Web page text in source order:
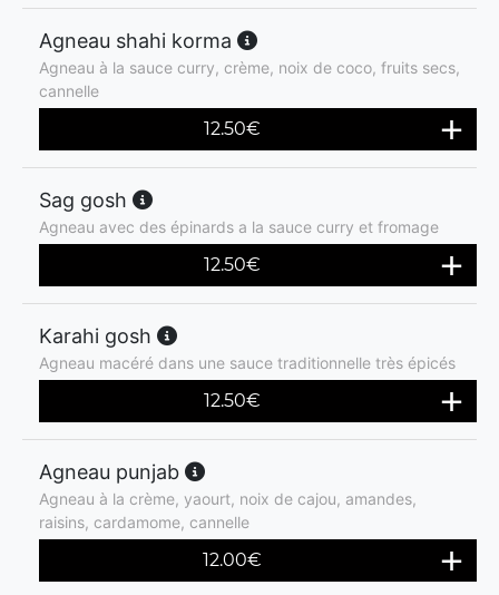
Agneau shahi korma
Agneau à la sauce curry, crème, noix de coco, fruits secs,
cannelle
12.50€
Sag gosh
Agneau avec des épinards a la sauce curry et fromage
12.50€
Karahi gosh
Agneau macéré dans une sauce traditionnelle très épicés
12.50€
Agneau punjab
Agneau à la crème, yaourt, noix de cajou, amandes,
raisins, cardamome, cannelle
12.00€